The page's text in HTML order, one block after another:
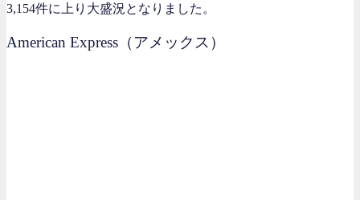
3,154件に上り大盛況となりました。
American Express（アメックス）